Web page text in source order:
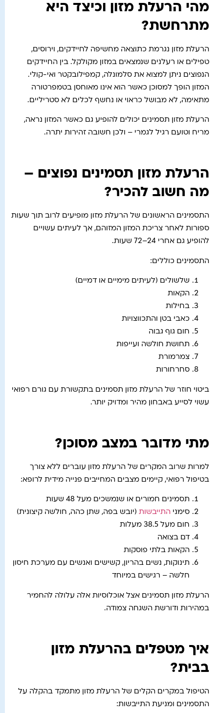
מהי הרעלת מזון וכיצד היא
מתרחשת?
הרעלת מזון נגרמת כתוצאה מחשיפה לחיידקים, וירוסים,
טפילים או רעלנים שנמצאים במזון מקולקל. בין החיידקים
הנפוצים ניתן למצוא את סלמונלה, קמפילובקטר ואי-קולי.
המזון הופך למסוכן כאשר הוא אינו מאוחסן בטמפרטורה
מתאימה, לא מבושל כראוי או נחשף לכלים לא סטריליים.
הרעלת מזון תסמינים יכולים להופיע גם כאשר המזון נראה,
מריח וטועם רגיל לגמרי – ולכן חשובה זהירות יתרה.
הרעלת מזון תסמינים נפוצים –
מה חשוב להכיר?
התסמינים הראשונים של הרעלת מזון מופיעים לרוב תוך שעות
ספורות לאחר צריכת המזון המזוהם, אך לעיתים עשויים
להופיע גם אחרי 24–72 שעות.
התסמינים כוללים:
שלשולים (לעיתים מימיים או דמיים)
הקאות
בחילות
כאבי בטן והתכווצויות
חום גוף גבוה
תחושת חולשה ועייפות
צמרמורת
סחרחורות
ביטוי חוזר של הרעלת מזון תסמינים בתקשורת עם גורם רפואי
עשוי לסייע באבחון מהיר ומדויק יותר.
מתי מדובר במצב מסוכן?
למרות שרוב המקרים של הרעלת מזון עוברים ללא צורך
בטיפול רפואי, קיימים מצבים המחייבים פנייה מידית לרופא:
תסמינים חמורים או שנמשכים מעל 48 שעות
סימני התייבשות (יובש בפה, שתן כהה, חולשה קיצונית)
חום מעל 38.5 מעלות
דם בצואה
הקאות בלתי פוסקות
תינוקות, נשים בהריון, קשישים ואנשים עם מערכת חיסון
חלשה – רגישים במיוחד
הרעלת מזון תסמינים אצל אוכלוסיות אלה עלולה להחמיר
במהירות ודורשת השגחה צמודה.
איך מטפלים בהרעלת מזון
בבית?
הטיפול במקרים הקלים של הרעלת מזון מתמקד בהקלה על
התסמינים ומניעת התייבשות: